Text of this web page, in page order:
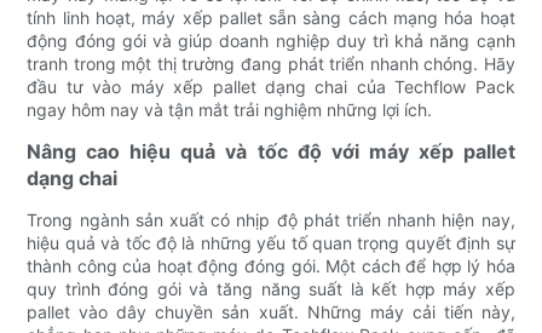
tính linh hoạt, máy xếp pallet sẵn sàng cách mạng hóa hoạt
động đóng gói và giúp doanh nghiệp duy trì khả năng cạnh
tranh trong một thị trường đang phát triển nhanh chóng. Hãy
đầu tư vào máy xếp pallet dạng chai của Techflow Pack
ngay hôm nay và tận mắt trải nghiệm những lợi ích.
Nâng cao hiệu quả và tốc độ với máy xếp pallet
dạng chai
Trong ngành sản xuất có nhịp độ phát triển nhanh hiện nay,
hiệu quả và tốc độ là những yếu tố quan trọng quyết định sự
thành công của hoạt động đóng gói. Một cách để hợp lý hóa
quy trình đóng gói và tăng năng suất là kết hợp máy xếp
pallet vào dây chuyền sản xuất. Những máy cải tiến này,